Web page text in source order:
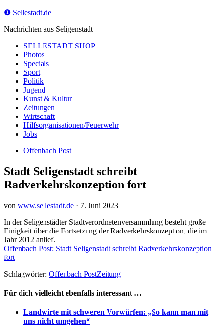
❶ Sellestadt.de
Nachrichten aus Seligenstadt
SELLESTADT SHOP
Photos
Specials
Sport
Politik
Jugend
Kunst & Kultur
Zeitungen
Wirtschaft
Hilfsorganisationen/Feuerwehr
Jobs
Offenbach Post
Stadt Seligenstadt schreibt
Radverkehrskonzeption fort
von www.sellestadt.de · 7. Juni 2023
In der Seligenstädter Stadtverordnetenversammlung besteht große
Einigkeit über die Fortsetzung der Radverkehrskonzeption, die im
Jahr 2012 anlief.
Offenbach Post: Stadt Seligenstadt schreibt Radverkehrskonzeption
fort
Schlagwörter: Offenbach PostZeitung
Für dich vielleicht ebenfalls interessant …
Landwirte mit schweren Vorwürfen: „So kann man mit
uns nicht umgehen“